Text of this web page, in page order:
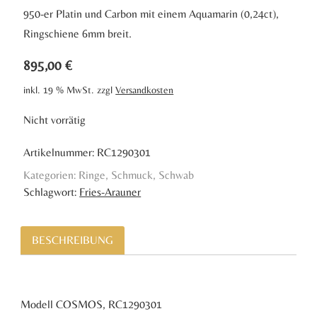
950-er Platin und Carbon mit einem Aquamarin (0,24ct),
Ringschiene 6mm breit.
895,00€
inkl. 19 % MwSt. zzglVersandkosten
Nicht vorrätig
Artikelnummer: RC1290301
Kategorien: Ringe, Schmuck, Schwab
Schlagwort: Fries-Arauner
BESCHREIBUNG
Modell COSMOS, RC1290301